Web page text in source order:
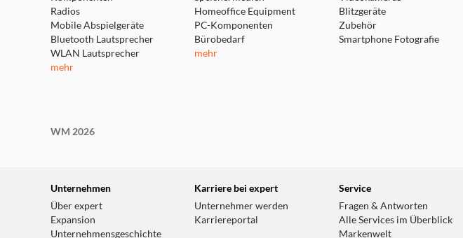
Radios
Mobile Abspielgeräte
Bluetooth Lautsprecher
WLAN Lautsprecher
mehr
Homeoffice Equipment
PC-Komponenten
Bürobedarf
mehr
Blitzgeräte
Zubehör
Smartphone Fotografie
WM 2026
Unternehmen
Über expert
Expansion
Unternehmensgeschichte
Karriere bei expert
Unternehmer werden
Karriereportal
Service
Fragen & Antworten
Alle Services im Überblick
Markenwelt